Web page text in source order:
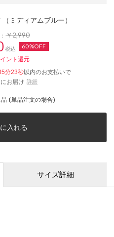
ミディアムブルー）
￥2,990
税込 60%OFF
ント還元
分22秒以内のお支払いで
にお届け 詳細
(単品注文の場合)
入れる
サイズ詳細